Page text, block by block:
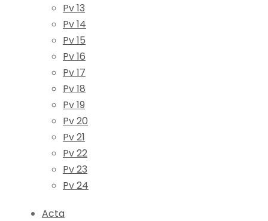
Pv 13
Pv 14
Pv 15
Pv 16
Pv 17
Pv 18
Pv 19
Pv 20
Pv 21
Pv 22
Pv 23
Pv 24
Acta